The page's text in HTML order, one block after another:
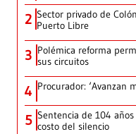
2 Sector privado de
Puerto Libre
3 Polémica reforma
sus circuitos
4 Procurador: ‘Avanzan
5 Sentencia de 104
costo del silencio